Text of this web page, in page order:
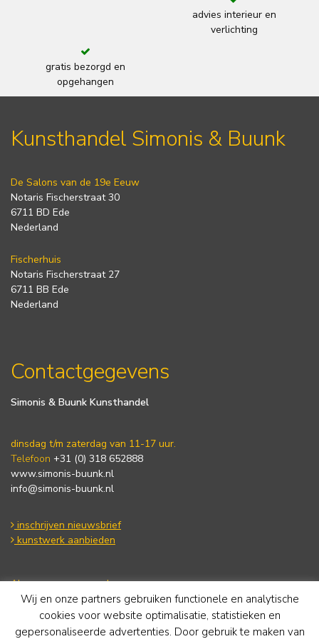
advies interieur en
verlichting
gratis bezorgd en
opgehangen
Kunsthandel Simonis & Buunk
De Salons van de 19e Eeuw
Notaris Fischerstraat 30
6711 BD Ede
Nederland
Fischerhuis
Notaris Fischerstraat 27
6711 BB Ede
Nederland
Contactgegevens
Simonis & Buunk Kunsthandel
dinsdag t/m zaterdag van 11-17 uur.
Telefoon +31 (0) 318 652888
www.simonis-buunk.nl
info@simonis-buunk.nl
inschrijven nieuwsbrief
kunstwerk aanbieden
Algemene voorwaarden
Privacy statement
Cookie Policy
Disclaimer
Wij en onze partners gebruiken functionele en analytische
cookies voor website optimalisatie, statistieken en
gepersonaliseerde advertenties. Door gebruik te maken van